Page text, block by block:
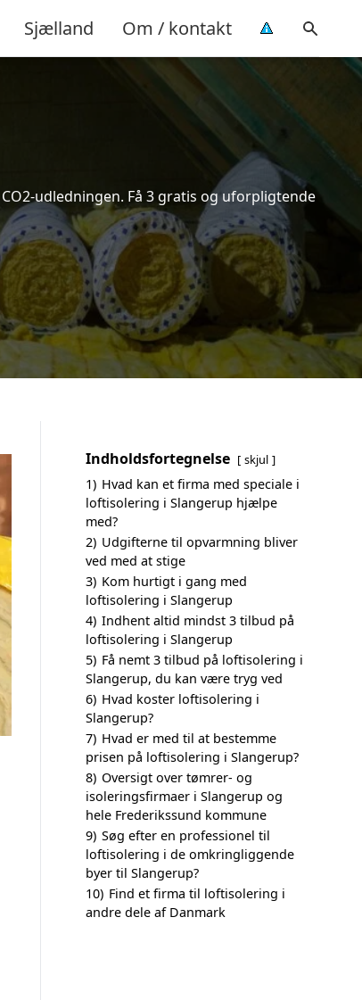
Sjælland Om / kontakt
udledningen. Få 3 gratis og uforpligtende
Indholdsfortegnelse skjul
1) Hvad kan et firma med speciale i
loftisolering i Slangerup hjælpe
med?
2) Udgifterne til opvarmning bliver
ved med at stige
3) Kom hurtigt i gang med
loftisolering i Slangerup
4) Indhent altid mindst 3 tilbud på
loftisolering i Slangerup
5) Få nemt 3 tilbud på loftisolering i
Slangerup, du kan være tryg ved
6) Hvad koster loftisolering i
Slangerup?
7) Hvad er med til at bestemme
prisen på loftisolering i Slangerup?
8) Oversigt over tømrer- og
isoleringsfirmaer i Slangerup og
hele Frederikssund kommune
9) Søg efter en professionel til
loftisolering i de omkringliggende
byer til Slangerup?
10) Find et firma til loftisolering i
andre dele af Danmark